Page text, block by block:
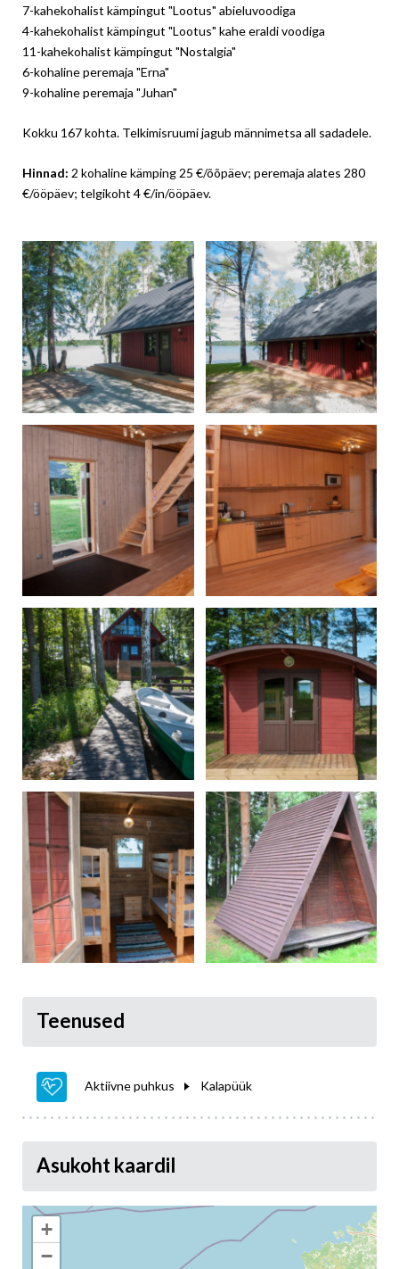
7-kahekohalist kämpingut "Lootus" abieluvoodiga
4-kahekohalist kämpingut "Lootus" kahe eraldi voodiga
11-kahekohalist kämpingut "Nostalgia"
6-kohaline peremaja "Erna"
9-kohaline peremaja "Juhan"
Kokku 167 kohta. Telkimisruumi jagub männimetsa all sadadele.
Hinnad: 2 kohaline kämping 25 €/õõpäev; peremaja alates 280
€/ööpäev; telgikoht 4 €/in/ööpäev.
Teenused
Aktiivne puhkus Kalapüük
Asukoht kaardil
+
−